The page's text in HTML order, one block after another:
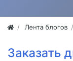
Лента блогов
Заказать